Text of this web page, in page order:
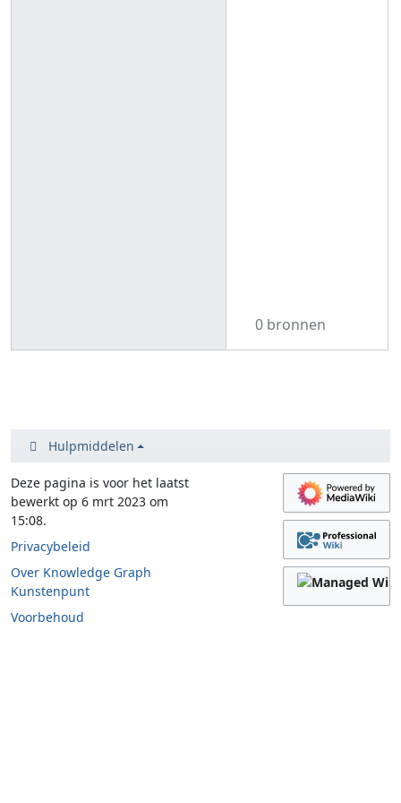
0 bronnen
Hulpmiddelen
Deze pagina is voor het laatst
bewerkt op 6 mrt 2023 om
15:08.
Privacybeleid
Over Knowledge Graph
Kunstenpunt
Voorbehoud